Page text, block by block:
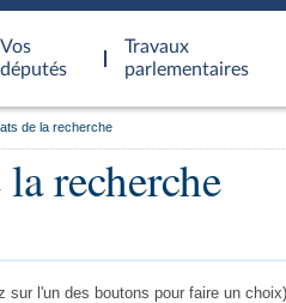
Vos
députés
Travaux
parlementaires
de la recherche
recherche
sur l'un des boutons pour faire un choix)